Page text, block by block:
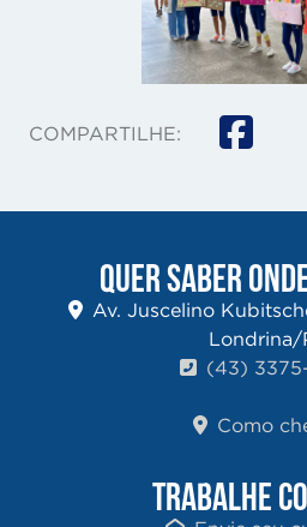
COMPARTILHE:
QUER SABER
Av. Juscelino
Londrina/
(43)
Como
TRABALHE